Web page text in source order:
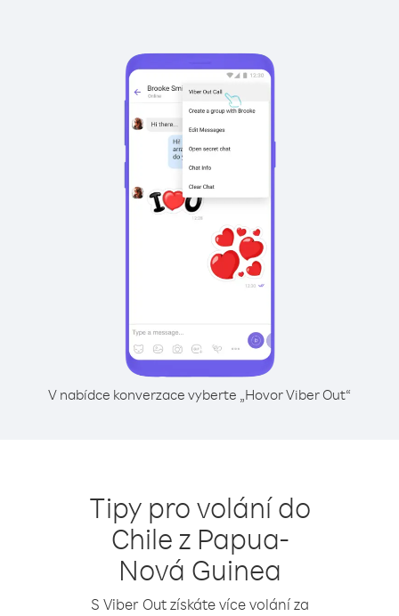
V nabídce konverzace vyberte „Hovor Viber Out“
Tipy pro volání do
Chile z Papua-
Nová Guinea
S Viber Out získáte více volání za